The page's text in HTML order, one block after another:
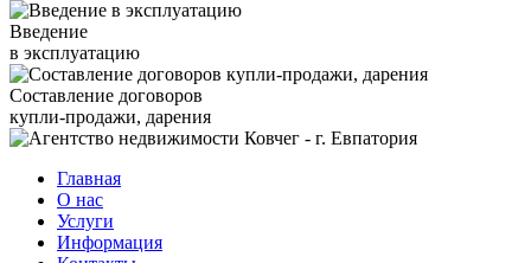
Введение
в эксплуатацию
Составление договоров
купли-продажи, дарения
Главная
О нас
Услуги
Информация